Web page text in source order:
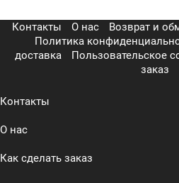
Контакты О нас Возврат и
Политика
доставка
Пользовательское
заказ
Контакты
О нас
Как сделать заказ